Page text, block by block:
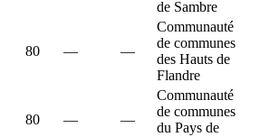
de Sambre
80 — —
Communauté
de communes
des Hauts de
Flandre
80 — —
Communauté
de communes
du Pays de